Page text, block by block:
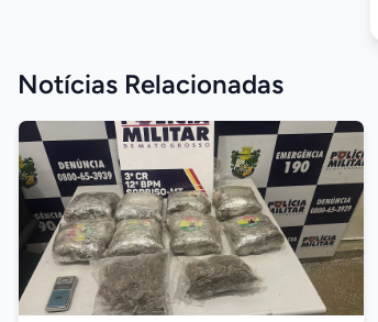
Notícias Relacionadas